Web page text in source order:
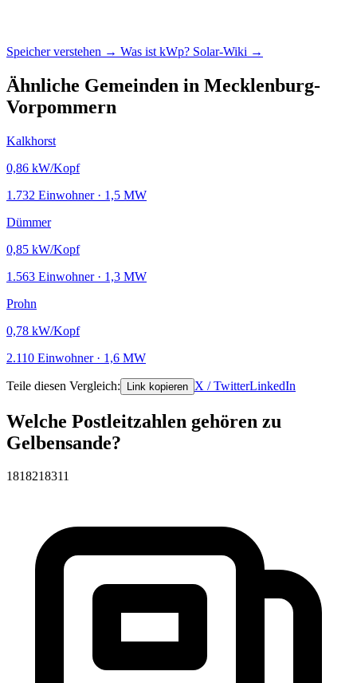
Speicher verstehen → Was ist kWp? Solar-Wiki →
Ähnliche Gemeinden in Mecklenburg-
Vorpommern
Kalkhorst
0,86 kW/Kopf
1.732 Einwohner · 1,5 MW
Dümmer
0,85 kW/Kopf
1.563 Einwohner · 1,3 MW
Prohn
0,78 kW/Kopf
2.110 Einwohner · 1,6 MW
Teile diesen Vergleich: Link kopieren X / TwitterLinkedIn
Welche Postleitzahlen gehören zu
Gelbensande?
1818218311